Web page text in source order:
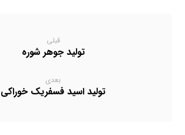
قبلی
تولید جوهر شوره
بعدی
تولید اسید فسفریک خوراکی